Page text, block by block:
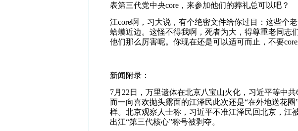
表第三代党中央core，来参加他们的葬礼总可以吧？
江core啊，习大说，有个绝密文件给你过目：这些个
蛤蟆近边。这怪不得我啊，死者为大，得尊重老同志
他们那么厉害呢。你现在还是可以适可而止，不要core
新闻附录：
7月 22 日，万里遗体在北京八宝山火化，习近平等中共
而一向喜欢抛头露面的江泽民此次还是“在外地送花
样。北京观察人士称，习近平不准江泽民回北京，江
出江“第三代核心”称号被剥夺。